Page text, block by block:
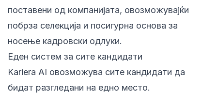
поставени од компанијата, овозможувајќи
побрза селекција и посигурна основа за
носење кадровски одлуки.
Еден систем за сите кандидати
Kariera AI овозможува сите кандидати да
бидат разгледани на едно место.